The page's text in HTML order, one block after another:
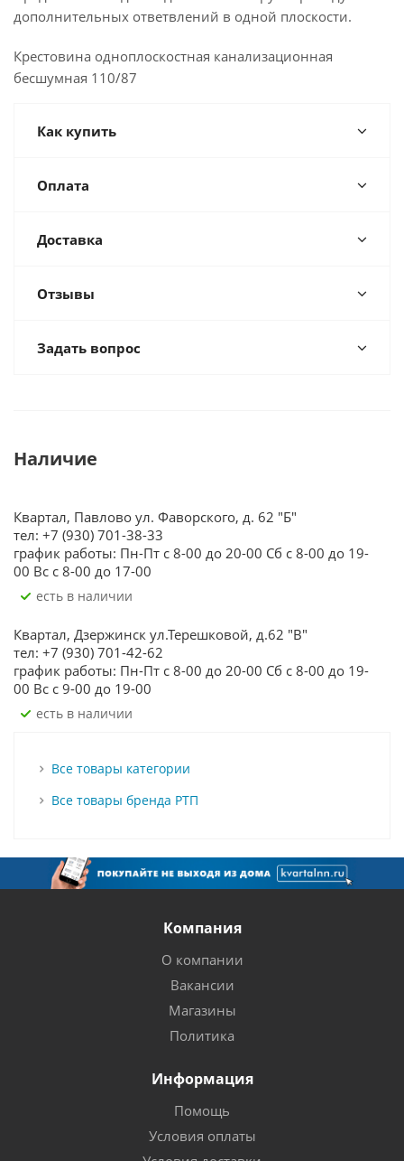
дополнительных ответвлений в одной плоскости.
Крестовина одноплоскостная канализационная
бесшумная 110/87
Как купить
Оплата
Доставка
Отзывы
Задать вопрос
Наличие
Квартал, Павлово ул. Фаворского, д. 62 "Б"
тел: +7 (930) 701-38-33
график работы: Пн-Пт с 8-00 до 20-00 Сб с 8-00 до 19-
00 Вс с 8-00 до 17-00
Есть в наличии
Квартал, Дзержинск ул.Терешковой, д.62 "В"
тел: +7 (930) 701-42-62
график работы: Пн-Пт с 8-00 до 20-00 Сб с 8-00 до 19-
00 Вс с 9-00 до 19-00
Есть в наличии
Все товары категории
Все товары бренда РТП
Компания
О компании
Вакансии
Магазины
Политика
Информация
Помощь
Условия оплаты